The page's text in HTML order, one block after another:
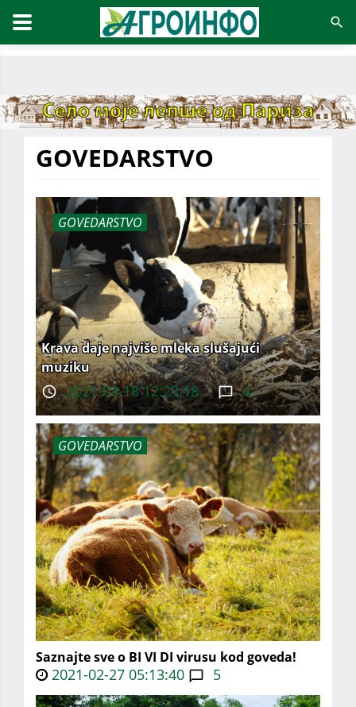
GOVEDARSTVO
GOVEDARSTVO
Krava daje najviše mleka slušajući
muziku
2021-03-18 12:23:18 4
GOVEDARSTVO
Saznajte sve o BI VI DI virusu kod goveda!
2021-02-27 05:13:40 5